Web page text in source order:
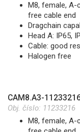
M8, female, A-
free cable end
Dragchain
Head A: IP65,
Cable: good
Halogen free
CAM8.A3-
Obj. číslo: 11233216
M8, female, A-